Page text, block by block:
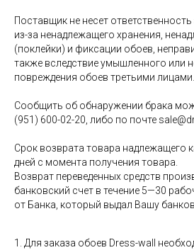
Поставщик не несет
из-за ненадлежащего хранения,
(поклейки) и фиксации обоев,
также вследствие умышленного или
повреждения обоев третьими лицами.
Сообщить об обнаружении брака
(951) 600-02-20, либо по почте
Срок возврата товара надлежащего
дней с момента получения товара.
Возврат переведенных средств
банковский счет в течение 5—30
от Банка, который выдал Вашу
1. Для заказа обоев Dress-wall